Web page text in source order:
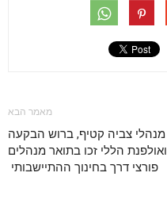
מאמר הבא
מנהלי צביה קטיף, ברוש הבקעה
ואולפנת הללי זכו בתואר מנהלים
פורצי דרך בחינוך ההתיישבותי